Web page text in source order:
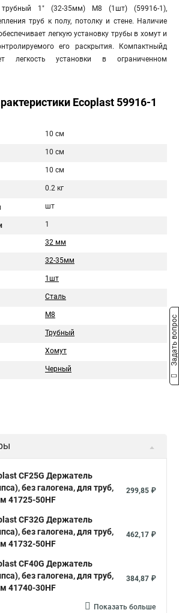
трубный 1" (32-35мм) М8 (1шт) (59916-1),
труб к полу, потолку и стене. Наличие
легкую установку трубы в хомут и
его раскрытия. Компактныйд
легкость установки в ограниченном
Ecoplast 59916-1
10 см
10 см
10 см
0.2 кг
шт
1
32 мм
32-35мм
1шт
Сталь
М8
Трубный
Хомут
Черный
CF25G Держатель
без галогена, для труб,
41725-50HF
299,85 ₽
CF32G Держатель
без галогена, для труб,
41732-50HF
462,17 ₽
CF40G Держатель
без галогена, для труб,
41740-30HF
384,87 ₽
Показать больше
Задать вопрос